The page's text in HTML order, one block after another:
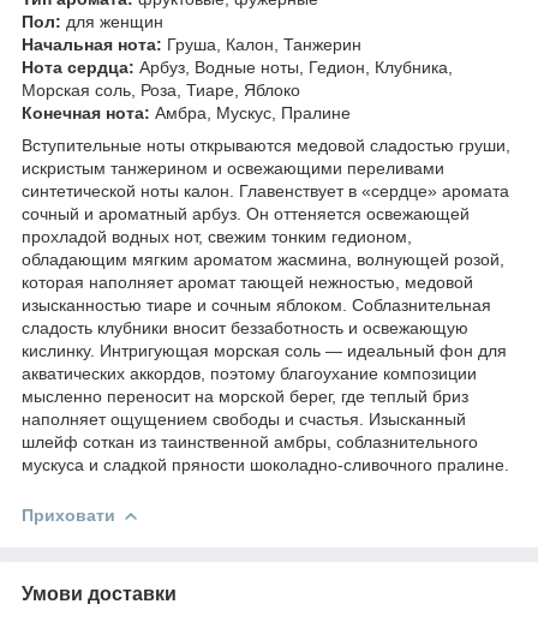
Пол: для женщин
Начальная нота: Груша, Калон, Танжерин
Нота сердца: Арбуз, Водные ноты, Гедион, Клубника,
Морская соль, Роза, Тиаре, Яблоко
Конечная нота: Амбра, Мускус, Пралине
Вступительные ноты открываются медовой сладостью груши,
искристым танжерином и освежающими переливами
синтетической ноты калон. Главенствует в «сердце» аромата
сочный и ароматный арбуз. Он оттеняется освежающей
прохладой водных нот, свежим тонким гедионом,
обладающим мягким ароматом жасмина, волнующей розой,
которая наполняет аромат тающей нежностью, медовой
изысканностью тиаре и сочным яблоком. Соблазнительная
сладость клубники вносит беззаботность и освежающую
кислинку. Интригующая морская соль — идеальный фон для
акватических аккордов, поэтому благоухание композиции
мысленно переносит на морской берег, где теплый бриз
наполняет ощущением свободы и счастья. Изысканный
шлейф соткан из таинственной амбры, соблазнительного
мускуса и сладкой пряности шоколадно-сливочного пралине.
Приховати
Умови доставки